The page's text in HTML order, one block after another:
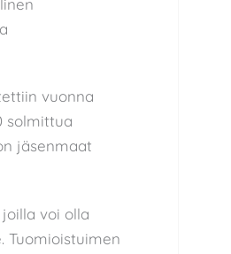
vuonna
solmittua
jäsenmaat
voi olla
Tuomioistuimen